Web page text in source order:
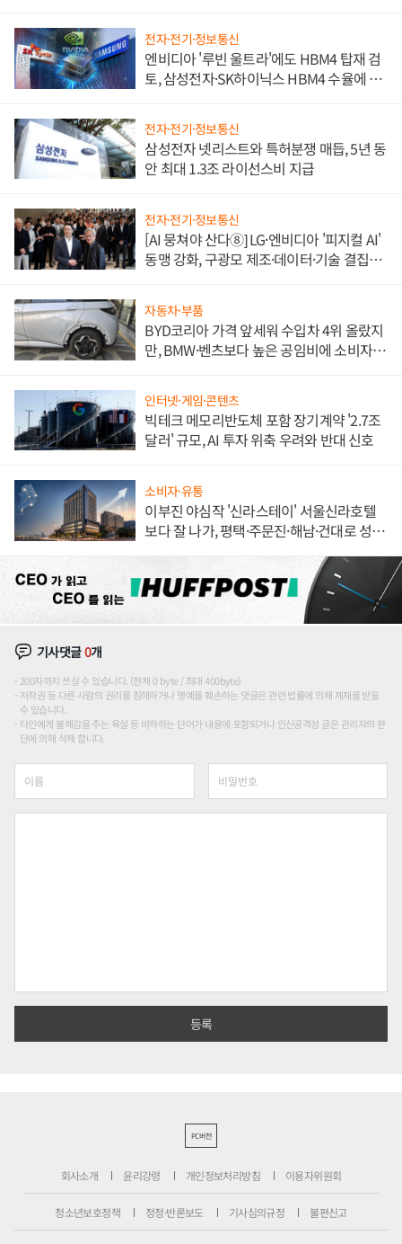
전자·전기·정보통신
엔비디아 '루빈 울트라'에도 HBM4 탑재 검
토, 삼성전자·SK하이닉스 HBM4 수율에 주
전자·전기·정보통신
삼성전자 넷리스트와 특허분쟁 매듭, 5년 동
안 최대 1.3조 라이선스비 지급
전자·전기·정보통신
[AI 뭉쳐야 산다⑧] LG·엔비디아 '피지컬 AI'
동맹 강화, 구광모 제조·데이터·기술 결집
자동차·부품
BYD코리아 가격 앞세워 수입차 4위 올랐지
만, BMW·벤츠보다 높은 공임비에 소비자
인터넷·게임·콘텐츠
빅테크 메모리반도체 포함 장기계약 '2.7조
달러' 규모, AI 투자 위축 우려와 반대 신호
소비자·유통
이부진 야심작 '신라스테이' 서울신라호텔
보다 잘 나가, 평택·주문진·해남·건대로 성
기사댓글0개
200자까지 쓰실 수 있습니다. (현재 0 byte / 최대 400byte)
저작권 등 다른 사람의 권리를 침해하거나 명예를 훼손하는 댓글은 관련 법률에 의해 제재를 받을
수 있습니다.
타인에게 불쾌감을 주는 욕설 등 비하하는 단어가 내용에 포함되거나 인신공격성 글은 관리자의 판
단에 의해 삭제 합니다.
PC버전
회사소개 윤리강령 개인정보처리방침 이용자위원회
청소년보호정책 정정·반론보도 기사심의규정 불편신고